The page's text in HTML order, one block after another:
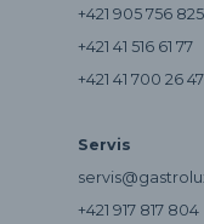
+421 905 756 825
+421 41 516 61 77
+421 41 700 26 47
Servis
+421 917 817 804